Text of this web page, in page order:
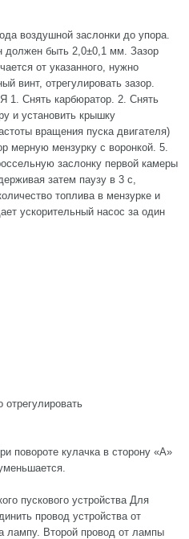
воздушной заслонки до упора.
должен быть 2,0±0,1 мм. Зазор
от указанного, нужно
винт, отрегулировать зазор.
Снять карбюратор. 2. Снять
и установить крышку
вращения пуска двигателя)
мерную мензурку с воронкой. 5.
заслонку первой камеры
затем паузу в 3 с,
топлива в мензурке и
ускорительный насос за один
повороте кулачка в сторону «А»
пускового устройства Для
провод устройства от
лампу. Второй провод от лампы